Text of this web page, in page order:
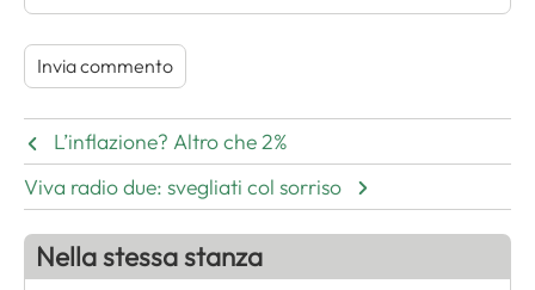
L’inflazione? Altro che 2%
Viva radio due: svegliati col sorriso
Nella stessa stanza